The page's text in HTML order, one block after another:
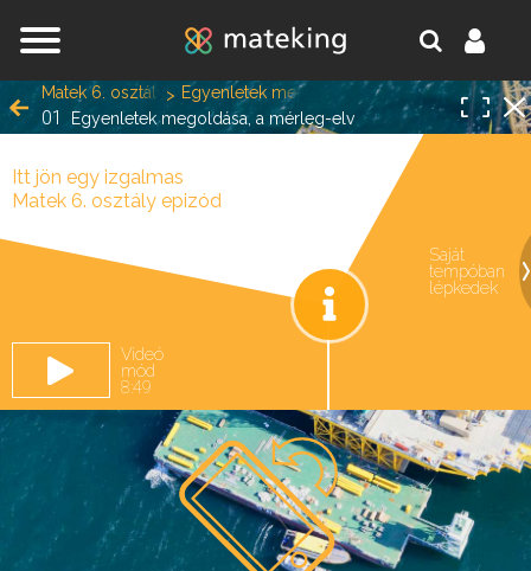
Matek 6. osztály
Egyenletek megoldása, a mérleg-elv
Egyenletek megoldása, a mérleg-elv
01
Itt jön egy izgalmas
Matek 6. osztály epizód
Videó
mód
8:49
Saját
tempóban
lépkedek